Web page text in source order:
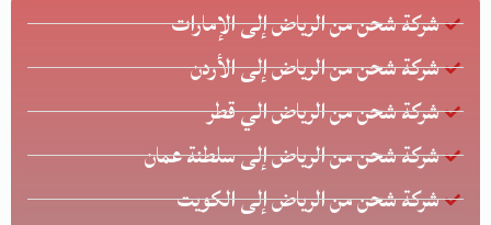
شركة شحن من الرياض إلى الإمارات
شركة شحن من الرياض إلى الأردن
شركة شحن من الرياض الي قطر
شركة شحن من الرياض إلى سلطنة عمان
شركة شحن من الرياض إلى الكويت